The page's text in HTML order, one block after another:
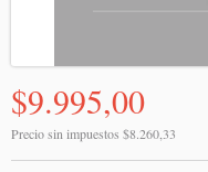
$9.995,00
Precio sin impuestos $8.260,33